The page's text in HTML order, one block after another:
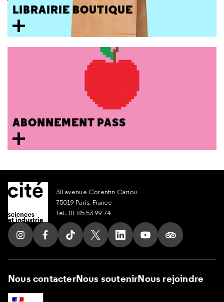
LIBRAIRIE BOUTIQUE
ABONNEMENT PASS
30 avenue Corentin Cariou
75019 Paris, France
Tel. 01 85 53 99 74
Suivez nous sur Instagram
Suivez nous sur Facebook
Suivez nous sur Tik Tok
Suivez nous sur X
Suivez nous sur LinkedIn
Suivez nous sur
Suivez nous
Nous contacterNous soutenirNous rejoindre